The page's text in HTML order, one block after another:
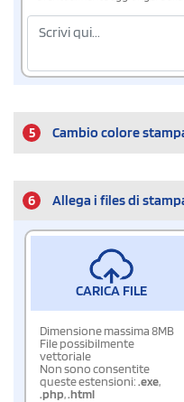
5 Cambio colore
6 Allega i files di
CARICA FILE
Dimensione massima 8MB
File possibilmente
vettoriale
Non sono consentite
queste estensioni:.exe,
.php,.html